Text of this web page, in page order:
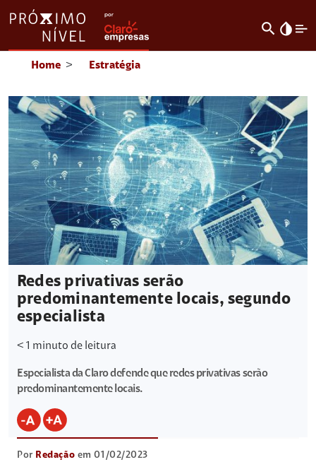
search invert_colors
Home > Estratégia
Redes privativas serão
predominantemente locais, segundo
especialista
< 1 minuto de leitura
Especialista da Claro defende que redes privativas serão
predominantemente locais.
Por Redação em 01/02/2023